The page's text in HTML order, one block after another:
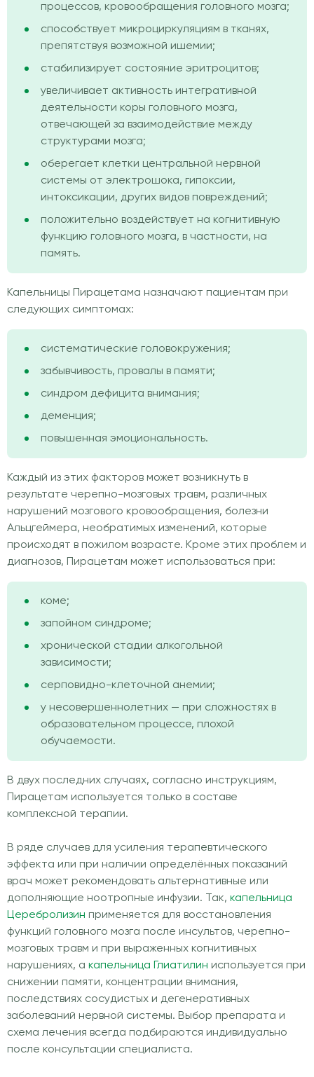
процессов, кровообращения головного мозга;
способствует микроциркуляциям в тканях,
препятствуя возможной ишемии;
стабилизирует состояние эритроцитов;
увеличивает активность интегративной
деятельности коры головного мозга,
отвечающей за взаимодействие между
структурами мозга;
оберегает клетки центральной нервной
системы от электрошока, гипоксии,
интоксикации, других видов повреждений;
положительно воздействует на когнитивную
функцию головного мозга, в частности, на
память.
Капельницы Пирацетама назначают пациентам при
следующих симптомах:
систематические головокружения;
забывчивость, провалы в памяти;
синдром дефицита внимания;
деменция;
повышенная эмоциональность.
Каждый из этих факторов может возникнуть в
результате черепно-мозговых травм, различных
нарушений мозгового кровообращения, болезни
Альцгеймера, необратимых изменений, которые
происходят в пожилом возрасте. Кроме этих проблем и
диагнозов, Пирацетам может использоваться при:
коме;
запойном синдроме;
хронической стадии алкогольной
зависимости;
серповидно-клеточной анемии;
у несовершеннолетних — при сложностях в
образовательном процессе, плохой
обучаемости.
В двух последних случаях, согласно инструкциям,
Пирацетам используется только в составе
комплексной терапии.
В ряде случаев для усиления терапевтического
эффекта или при наличии определённых показаний
врач может рекомендовать альтернативные или
дополняющие ноотропные инфузии. Так, капельница
Церебролизин применяется для восстановления
функций головного мозга после инсультов, черепно-
мозговых травм и при выраженных когнитивных
нарушениях, а капельница Глиатилин используется при
снижении памяти, концентрации внимания,
последствиях сосудистых и дегенеративных
заболеваний нервной системы. Выбор препарата и
схема лечения всегда подбираются индивидуально
после консультации специалиста.